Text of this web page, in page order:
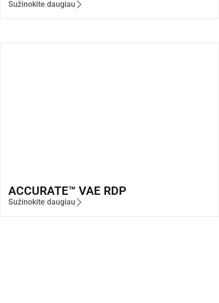
Sužinokite daugiau
ACCURATE™ VAE RDP
Sužinokite daugiau